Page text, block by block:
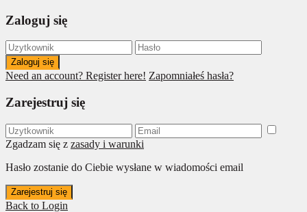
Zaloguj się
Zaloguj się
Need an account? Register here! Zapomniałeś hasła?
Zarejestruj się
Zgadzam się z zasady i warunki
Hasło zostanie do Ciebie wysłane w wiadomości email
Zarejestruj się
Back to Login